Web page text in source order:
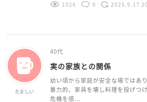
1026 0 2025.9.17
たましい
40代
実の家族との関係
幼い頃から家庭が安全な場ではあ
暴力的、家具を壊し料理を投げつ
危機を感...